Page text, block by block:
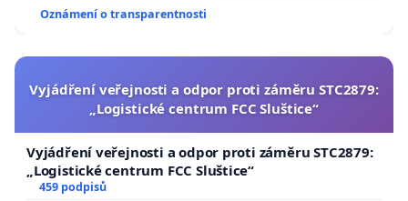
Oznámení o transparentnosti
Vyjádření veřejnosti a odpor proti záměru STC2879:
„Logistické centrum FCC Sluštice“
Vyjádření veřejnosti a odpor proti záměru STC2879:
„Logistické centrum FCC Sluštice“
459 podpisů